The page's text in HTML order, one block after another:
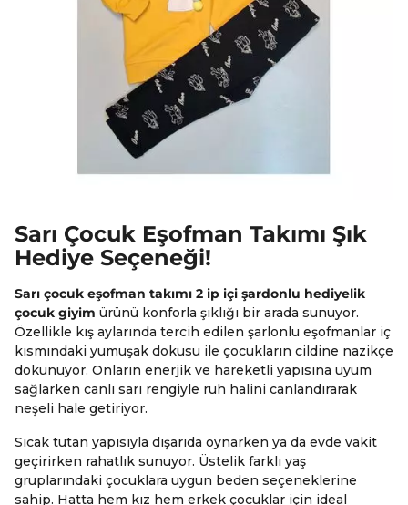
Sarı Çocuk Eşofman Takımı Şık
Hediye Seçeneği!
Sarı çocuk eşofman takımı 2 ip içi şardonlu hediyelik
çocuk giyim ürünü konforla şıklığı bir arada sunuyor.
Özellikle kış aylarında tercih edilen şarlonlu eşofmanlar iç
kısmındaki yumuşak dokusu ile çocukların cildine nazikçe
dokunuyor. Onların enerjik ve hareketli yapısına uyum
sağlarken canlı sarı rengiyle ruh halini canlandırarak
neşeli hale getiriyor.
Sıcak tutan yapısıyla dışarıda oynarken ya da evde vakit
geçirirken rahatlık sunuyor. Üstelik farklı yaş
gruplarındaki çocuklara uygun beden seçeneklerine
sahip. Hatta hem kız hem erkek çocuklar için ideal